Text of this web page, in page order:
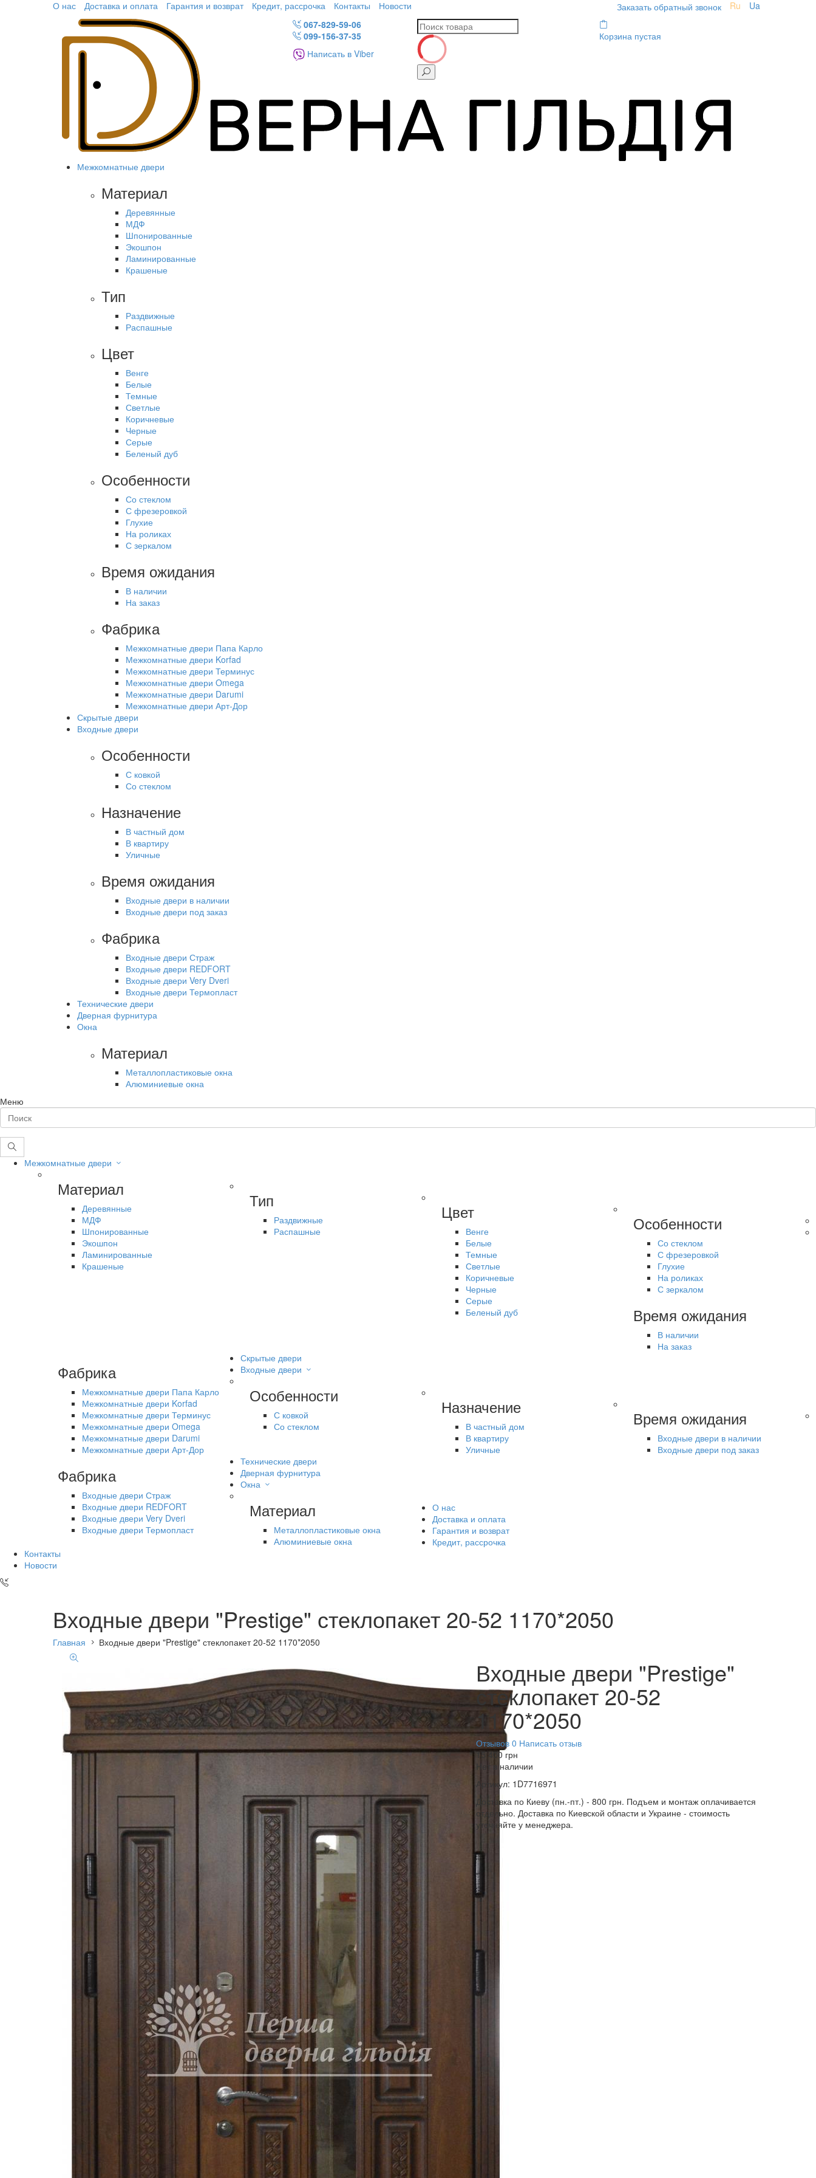
О нас Доставка и оплата Гарантия и возврат Кредит, рассрочка Контакты Новости Заказать обратный звонок Ru
Ua
067-829-59-06
099-156-37-35
Написать в Viber
Корзина пустая
Межкомнатные двери
Материал
Деревянные
МДФ
Шпонированные
Экошпон
Ламинированные
Крашеные
Тип
Раздвижные
Распашные
Цвет
Венге
Белые
Темные
Светлые
Коричневые
Черные
Серые
Беленый дуб
Особенности
Со стеклом
С фрезеровкой
Глухие
На роликах
С зеркалом
Время ожидания
В наличии
На заказ
Фабрика
Межкомнатные двери Папа Карло
Межкомнатные двери Korfad
Межкомнатные двери Терминус
Межкомнатные двери Omega
Межкомнатные двери Darumi
Межкомнатные двери Арт-Дор
Скрытые двери
Входные двери
Особенности
С ковкой
Со стеклом
Назначение
В частный дом
В квартиру
Уличные
Время ожидания
Входные двери в наличии
Входные двери под заказ
Фабрика
Входные двери Страж
Входные двери REDFORT
Входные двери Very Dveri
Входные двери Термопласт
Технические двери
Дверная фурнитура
Окна
Материал
Металлопластиковые окна
Алюминиевые окна
Меню
Межкомнатные двери
Материал
Деревянные
МДФ
Шпонированные
Экошпон
Ламинированные
Крашеные
Тип
Раздвижные
Распашные
Цвет
Венге
Белые
Темные
Светлые
Коричневые
Черные
Серые
Беленый дуб
Особенности
Со стеклом
С фрезеровкой
Глухие
На роликах
С зеркалом
Время ожидания
В наличии
На заказ
Фабрика
Межкомнатные двери Папа Карло
Межкомнатные двери Korfad
Межкомнатные двери Терминус
Межкомнатные двери Omega
Межкомнатные двери Darumi
Межкомнатные двери Арт-Дор
Скрытые двери
Входные двери
Особенности
С ковкой
Со стеклом
Назначение
В частный дом
В квартиру
Уличные
Время ожидания
Входные двери в наличии
Входные двери под заказ
Фабрика
Входные двери Страж
Входные двери REDFORT
Входные двери Very Dveri
Входные двери Термопласт
Технические двери
Дверная фурнитура
Окна
Материал
Металлопластиковые окна
Алюминиевые окна
О нас
Доставка и оплата
Гарантия и возврат
Кредит, рассрочка
Контакты
Новости
Входные двери "Prestige" стеклопакет 20-52 1170*2050
Главная Входные двери "Prestige" стеклопакет 20-52 1170*2050
Входные двери "Prestige"
стеклопакет 20-52
1170*2050
Отзывов 0 Написать отзыв
15 400грн
Нет в наличии
Артикул: 1D7716971
Доставка по Киеву (пн.-пт.) - 800 грн. Подъем и монтаж оплачивается
отдельно. Доставка по Киевской области и Украине - стоимость
уточняйте у менеджера.